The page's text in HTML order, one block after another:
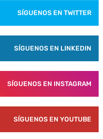
SÍGUENOS EN TWITTER
SÍGUENOS EN LINKEDIN
SÍGUENOS EN INSTAGRAM
SÍGUENOS EN YOUTUBE